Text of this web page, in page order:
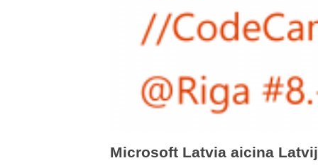
Microsoft Latvia aicina